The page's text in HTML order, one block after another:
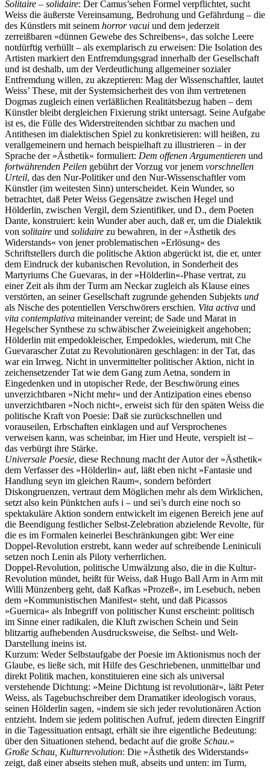
Solitaire – solidaire: Der Camus’sehen Formel verpflichtet, sucht
Weiss die äußerste Vereinsamung, Bedrohung und Gefährdung – die
des Künstlers mit seinem horror vacui und dem jederzeit
zerreißbaren »dünnen Gewebe des Schreibens«, das solche Leere
notdürftig verhüllt – als exemplarisch zu erweisen: Die Isolation des
Artisten markiert den Entfremdungsgrad innerhalb der Gesellschaft
und ist deshalb, um der Verdeutlichung allgemeiner sozialer
Entfremdung willen, zu akzeptieren: Mag der Wissenschaftler, lautet
Weiss’ These, mit der Systemsicherheit des von ihm vertretenen
Dogmas zugleich einen verläßlichen Realitätsbezug haben – dem
Künstler bleibt dergleichen Fixierung strikt untersagt. Seine Aufgabe
ist es, die Fülle des Widerstreitenden sichtbar zu machen und
Antithesen im dialektischen Spiel zu konkretisieren: will heißen, zu
verallgemeinern und hernach beispielhaft zu illustrieren – in der
Sprache der »Ästhetik« formuliert: Dem offenen Argumentieren und
fortwährenden Peilen gebührt der Vorzug vor jenem vorschnellen
Urteil, das den Nur-Politiker und den Nur-Wissenschaftler vom
Künstler (im weitesten Sinn) unterscheidet. Kein Wunder, so
betrachtet, daß Peter Weiss Gegensätze zwischen Hegel und
Hölderlin, zwischen Vergil, dem Szientifiker, und D., dem Poeten
Dante, konstruiert: kein Wunder aber auch, daß er, um die Dialektik
von solitaire und solidaire zu bewahren, in der »Ästhetik des
Widerstands« von jener problematischen »Erlösung« des
Schriftstellers durch die politische Aktion abgerückt ist, die er, unter
dem Eindruck der kubanischen Revolution, in Sonderheit des
Martyriums Che Guevaras, in der »Hölderlin«-Phase vertrat, zu
einer Zeit als ihm der Turm am Neckar zugleich als Klause eines
verstörten, an seiner Gesellschaft zugrunde gehenden Subjekts und
als Nische des potentiellen Verschwörers erschien. Vita activa und
vita contemplativa miteinander vereint; de Sade und Marat in
Hegelscher Synthese zu schwäbischer Zweieinigkeit angehoben;
Hölderlin mit empedokleischer, Empedokles, wiederum, mit Che
Guevarascher Zutat zu Revolutionären geschlagen: in der Tat, das
war ein Irrweg. Nicht in unvermittelter politischer Aktion, nicht in
zeichensetzender Tat wie dem Gang zum Aetna, sondern in
Eingedenken und in utopischer Rede, der Beschwörung eines
unverzichtbaren »Nicht mehr« und der Antizipation eines ebenso
unverzichtbaren »Noch nicht«, erweist sich für den späten Weiss die
politische Kraft von Poesie: Daß sie zurückschnellen und
vorauseilen, Erbschaften einklagen und auf Versprochenes
verweisen kann, was scheinbar, im Hier und Heute, verspielt ist –
das verbürgt ihre Stärke.
Universale Poesie, diese Rechnung macht der Autor der »Ästhetik«
dem Verfasser des »Hölderlin« auf, läßt eben nicht »Fantasie und
Handlung seyn im gleichen Raum«, sondern befördert
Diskongruenzen, vertraut dem Möglichen mehr als dem Wirklichen,
setzt also kein Pünktchen aufs i – und sei’s durch eine noch so
spektakuläre Aktion sondern entwickelt im eigenen Bereich jene auf
die Beendigung festlicher Selbst-Zelebration abzielende Revolte, für
die es im Formalen keinerlei Beschränkungen gibt: Wer eine
Doppel-Revolution erstrebt, kann weder auf schreibende Leniniculi
setzen noch Lenin als Piloty verherrlichen.
Doppel-Revolution, politische Umwälzung also, die in die Kultur-
Revolution mündet, heißt für Weiss, daß Hugo Ball Arm in Arm mit
Willi Münzenberg geht, daß Kafkas »Prozeß«, im Lesebuch, neben
dem »Kommunistischen Manifest« steht, und daß Picassos
»Guernica« als Inbegriff von politischer Kunst erscheint: politisch
im Sinne einer radikalen, die Kluft zwischen Schein und Sein
blitzartig aufhebenden Ausdrucksweise, die Selbst- und Welt-
Darstellung ineins ist.
Kurzum: Weder Selbstaufgabe der Poesie im Aktionismus noch der
Glaube, es ließe sich, mit Hilfe des Geschriebenen, unmittelbar und
direkt Politik machen, konstituieren eine sich als universal
verstehende Dichtung: »Meine Dichtung ist revolutionär«, läßt Peter
Weiss, als Tagebuchschreiber dem Dramatiker ideologisch voraus,
seinen Hölderlin sagen, »indem sie sich jeder revolutionären Action
entzieht. Indem sie jedem politischen Aufruf, jedem directen Eingriff
in die Tagessituation entsagt, erhält sie ihre eigentliche Bedeutung:
über den Situationen stehend, bedacht auf die große Schau.«
Große Schau, Kulturrevolution: Die »Ästhetik des Widerstands«
zeigt, daß einer abseits stehen muß, abseits und unten: im Turm,